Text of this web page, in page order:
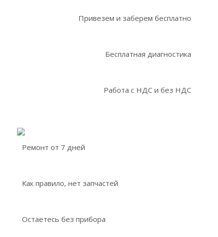
Привезем и заберем бесплатно
Бесплатная диагностика
Работа с НДС и без НДС
Ремонт от 7 дней
Как правило, нет запчастей
Остаетесь без прибора